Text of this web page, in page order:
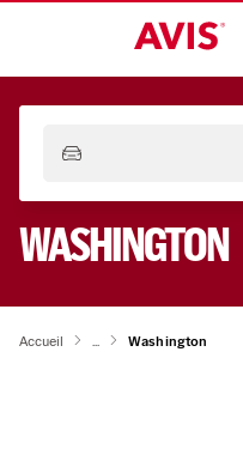
WASHINGTON
Accueil ... Washington